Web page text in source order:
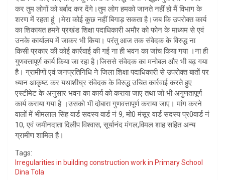
कर तुम लोगों को बर्बाद कर देंगे।तुम लोग हमको जानते नहीं हो मैं विभाग के
शरण में रहता हूं ।मेरा कोई कुछ नहीं बिगाड़ सकता है।जब कि उपरोक्त कार्य
का शिकायत हमने प्रखंड शिक्षा पदाधिकारी अमौर को फोन के माध्यम से एवं
उनके कार्यालय में जाकर भी किया। परंतु आज तक संवेदक के विरुद्ध ना
किसी प्रकार की कोई कार्रवाई की गई ना ही भवन का जांच किया गया ।ना ही
गुणवत्तापूर्ण कार्य किया जा रहा है।जिससे संवेदक का मनोबल और भी बढ़ गया
है। ग्रामीणों एवं जनप्रतिनिधि ने जिला शिक्षा पदाधिकारी से उपरोक्त बातों पर
ध्यान आकृष्ट कर यथाशीघ्र संवेदक के विरुद्ध उचित कार्रवाई करते हुए
एस्टीमेट के अनुसार भवन का कार्य को कराया जाए तथा जो भी अगुणतापूर्ण
कार्य कराया गया है ।उसको भी दोबारा गुणवत्तापूर्ण कराया जाए। मांग करने
वालों में भीमलाल सिंह वार्ड सदस्य वार्ड नं 9, मो0 मंसूर वार्ड सदस्य प्र0वार्ड नं
10, एवं जमीनदाता दिलीप विश्वास, सूर्यानंद मंगल,विमल शाह सहित अन्य
ग्रामीण शामिल है।
Tags:
Irregularities in building construction work in Primary School
Dina Tola